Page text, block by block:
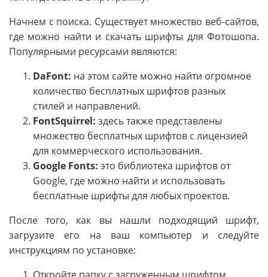
Начнем с поиска. Существует множество веб-сайтов,
где можно найти и скачать шрифты для Фотошопа.
Популярными ресурсами являются:
DaFont: на этом сайте можно найти огромное
количество бесплатных шрифтов разных
стилей и направлений.
FontSquirrel: здесь также представлены
множество бесплатных шрифтов с лицензией
для коммерческого использования.
Google Fonts: это библиотека шрифтов от
Google, где можно найти и использовать
бесплатные шрифты для любых проектов.
После того, как вы нашли подходящий шрифт,
загрузите его на ваш компьютер и следуйте
инструкциям по установке: